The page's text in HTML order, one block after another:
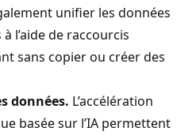
unifier les données
l’aide de raccourcis
sans copier ou créer des
données. L’accélération
basée sur l’IA permettent